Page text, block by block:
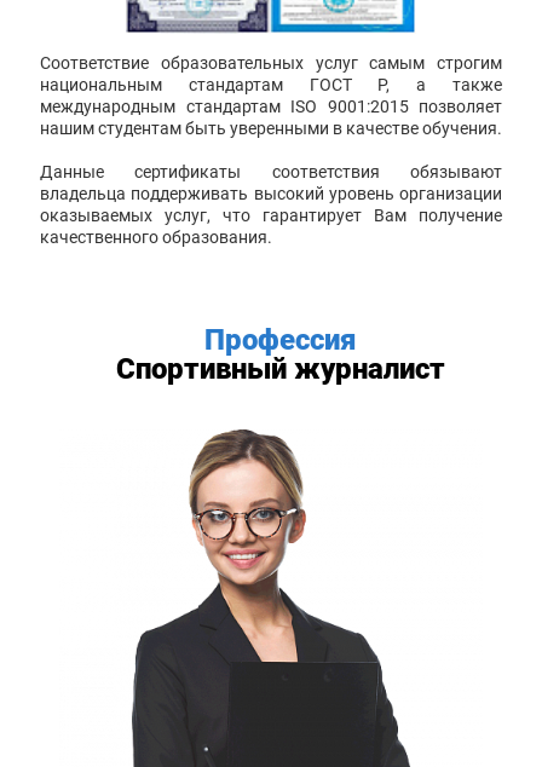
Соответствие образовательных услуг самым строгим
национальным стандартам ГОСТ Р, а также
международным стандартам ISO 9001:2015 позволяет
нашим студентам быть уверенными в качестве обучения.
Данные сертификаты соответствия обязывают
владельца поддерживать высокий уровень организации
оказываемых услуг, что гарантирует Вам получение
качественного образования.
Профессия
Спортивный журналист